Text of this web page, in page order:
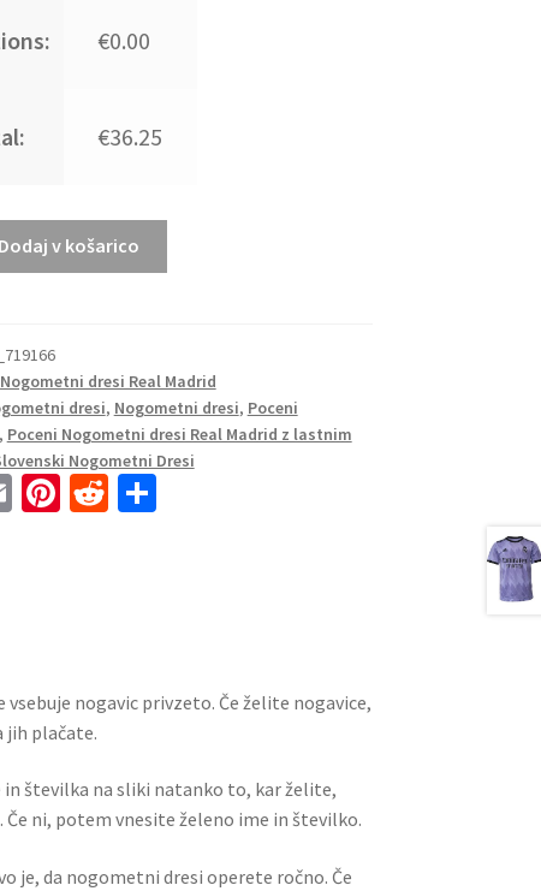
€0.00
€36.25
Dodaj v košarico
Nogometni dresi Real Madrid
dresi, Nogometni dresi, Poceni
, Poceni Nogometni dresi Real Madrid z lastnim
Nogometni Dresi
E Pi R S
vsebuje nogavic privzeto. Če želite nogavice,
jih plačate.
in številka na sliki natanko to, kar želite,
ni, potem vnesite želeno ime in številko.
je, da nogometni dresi operete ročno. Če